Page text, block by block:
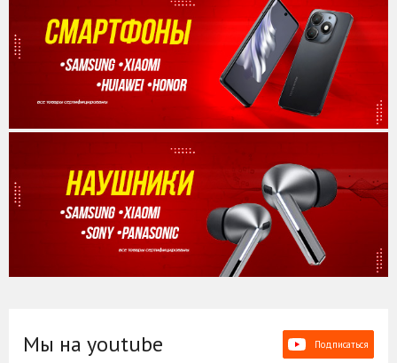
Мы на youtube Подписаться